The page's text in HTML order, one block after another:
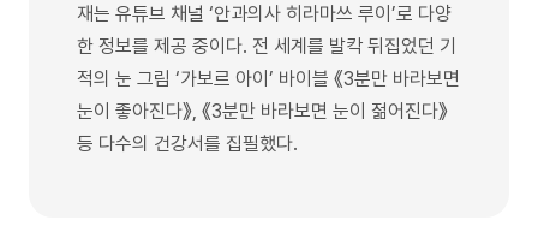
재는 유튜브 채널 ‘안과의사 히라마쓰 루이’로 다양
한 정보를 제공 중이다. 전 세계를 발칵 뒤집었던 기
적의 눈 그림 ‘가보르 아이’ 바이블 《3분만 바라보면
눈이 좋아진다》, 《3분만 바라보면 눈이 젊어진다》
등 다수의 건강서를 집필했다.